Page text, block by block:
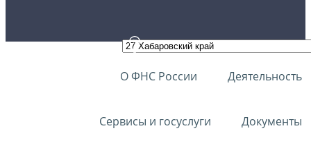
О ФНС России Деятельность
Сервисы и госуслуги Документы